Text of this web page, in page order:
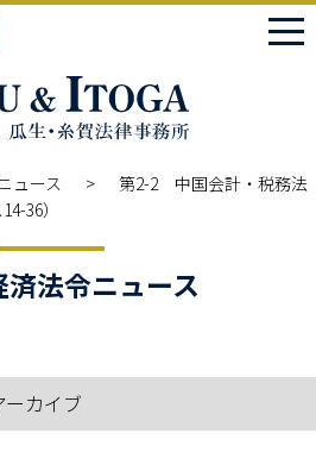
ュース
第2-2 中国会計・税務法
36）
済法令ニュース
ーカイブ